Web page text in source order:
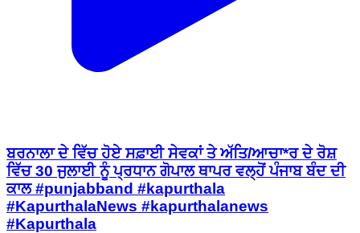
ਬਰਨਾਲਾ ਦੇ ਵਿੱਚ ਹੋਏ ਸਫ਼ਾਈ ਸੇਵਕਾਂ ਤੇ ਅੱਤਿ/ਆਚਾ*ਰ ਦੇ ਰੋਸ਼
ਵਿੱਚ 30 ਜੁਲਾਈ ਨੂੰ ਪ੍ਰਧਾਨ ਗੋਪਾਲ ਥਾਪਰ ਵਲ੍ਹੋਂ ਪੰਜਾਬ ਬੰਦ ਦੀ
ਕਾਲ #punjabband #kapurthala
#KapurthalaNews #kapurthalanews
#Kapurthala